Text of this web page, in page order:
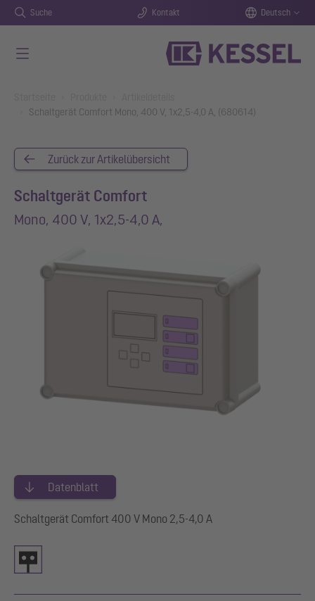
Suche Kontakt Deutsch
Schaltgerät Comfort Mono, 400 V, 1x2,5-4,0 A, (680614)
Zurück zur Artikelübersicht
Schaltgerät Comfort
Mono, 400 V, 1x2,5-4,0 A,
Datenblatt
Schaltgerät Comfort 400 V Mono 2,5-4,0 A